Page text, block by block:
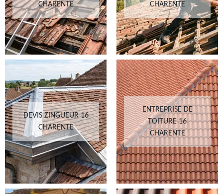
CHARENTE
CHARENTE
DEVIS ZINGUEUR 16
CHARENTE
ENTREPRISE DE
TOITURE 16
CHARENTE